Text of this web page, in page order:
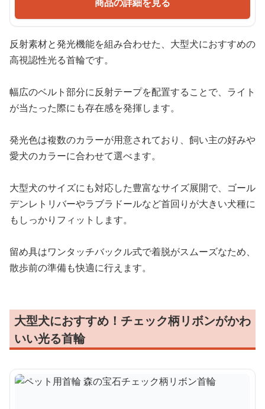
反射素材と発光機能を組み合わせた、大型犬におすすめの
高視認性光る首輪です。
幅広のベルト部分に反射テープを配置することで、ライト
が当たった際にも存在感を発揮します。
発光色は複数のカラーが用意されており、飼い主の好みや
愛犬のカラーに合わせて選べます。
大型犬のサイズにも対応した豊富なサイズ展開で、ゴール
デンレトリバーやラブラドールなど首回りが大きい犬種に
もしっかりフィットします。
留め具はワンタッチバックル式で着脱がスムーズなため、
散歩前の準備も快適に行えます。
大型犬におすすめ！チェック柄リボンがかわ
いい光る首輪